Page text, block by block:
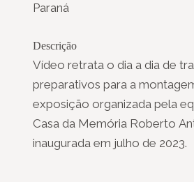
Paraná
Descrição
Vídeo retrata o dia a dia de
preparativos para a
exposição organizada pela
Casa da Memória Roberto
inaugurada em julho de 2023.